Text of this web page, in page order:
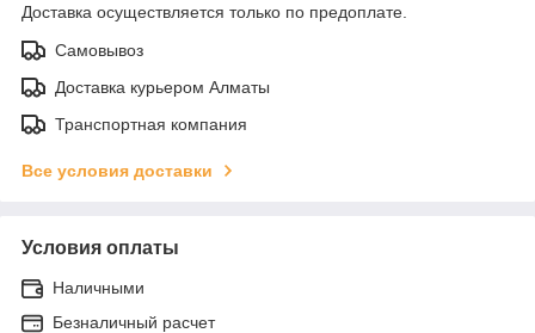
Доставка осуществляется только по предоплате.
Самовывоз
Доставка курьером Алматы
Транспортная компания
Все условия доставки
Условия оплаты
Наличными
Безналичный расчет